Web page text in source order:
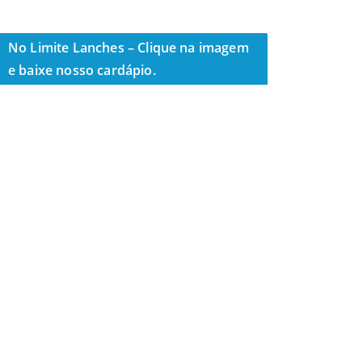
No Limite Lanches – Clique na imagem
e baixe nosso cardápio.